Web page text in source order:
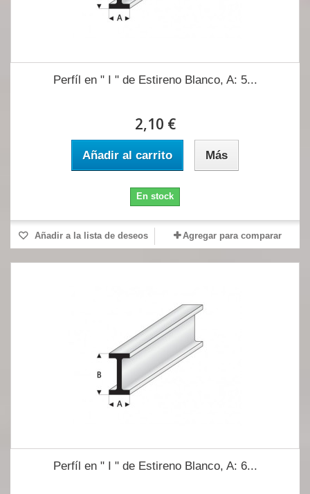
Perfíl en " I " de Estireno Blanco, A: 5...
2,10 €
Añadir al carrito Más
En stock
Añadir a la lista de deseos Agregar para comparar
Perfíl en " I " de Estireno Blanco, A: 6...